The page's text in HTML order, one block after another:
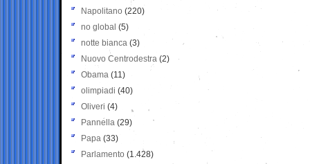
Napolitano (220)
no global (5)
notte bianca (3)
Nuovo Centrodestra (2)
Obama (11)
olimpiadi (40)
Oliveri (4)
Pannella (29)
Papa (33)
Parlamento (1.428)